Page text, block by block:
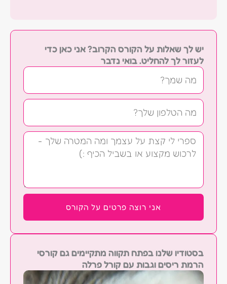
יש לך שאלות על הקורס הקרוב? אני כאן כדי
לעזור לך להחליט. בואי נדבר
שם
טלפון
הודעה
אני רוצה פרטים על הקורס
בסטודיו שלנו בפתח תקווה מתקיימים גם קורסי
הרמת ריסים וגבות עם קורל פרלה